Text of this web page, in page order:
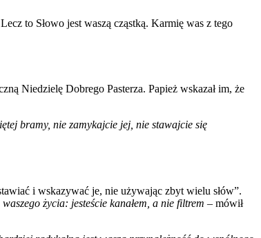
to Słowo jest waszą cząstką. Karmię was z tego
Niedzielę Dobrego Pasterza. Papież wskazał im, że
bramy, nie zamykajcie jej, nie stawajcie się
i wskazywać je, nie używając zbyt wielu słów”.
życia: jesteście kanałem, a nie filtrem – mówił